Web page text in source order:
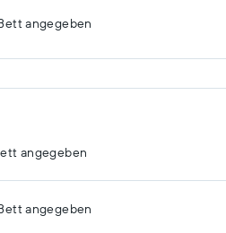
angegeben
angegeben
angegeben